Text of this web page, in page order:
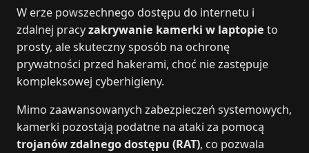
W erze powszechnego dostępu do internetu i
zdalnej pracyzakrywanie kamerki w laptopie to
prosty, ale skuteczny sposób na ochronę
prywatności przed hakerami, choć nie zastępuje
kompleksowej cyberhigieny.
Mimo zaawansowanych zabezpieczeń systemowych,
kamerki pozostają podatne na ataki za pomocą
trojanów zdalnego dostępu (RAT), co pozwala